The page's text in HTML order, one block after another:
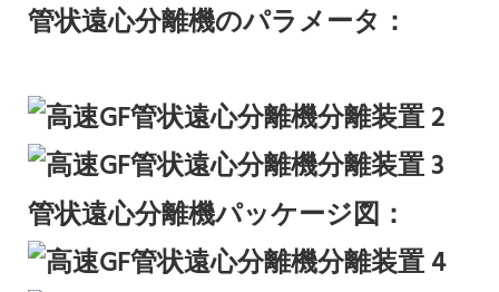
管状遠心分離機のパラメータ：
管状遠心分離機パッケージ図：